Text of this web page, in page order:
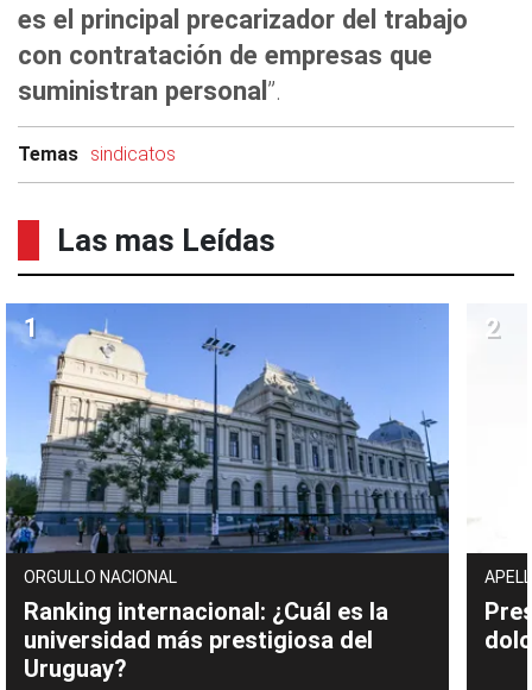
es el principal precarizador del trabajo
con contratación de empresas que
suministran personal”.
Temas sindicatos
Las mas Leídas
ORGULLO NACIONAL
Ranking internacional: ¿Cuál es la
universidad más prestigiosa del
Uruguay?